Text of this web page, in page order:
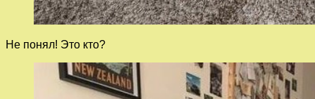
Не понял! Это кто?